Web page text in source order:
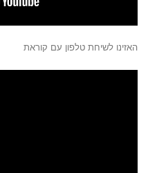
האזינו לשיחת טלפון עם קוראת